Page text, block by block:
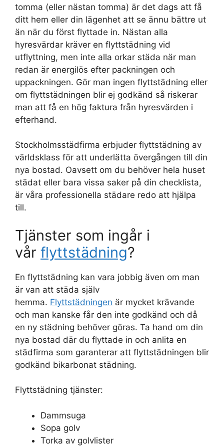
tomma (eller nästan tomma) är det dags att få
ditt hem eller din lägenhet att se ännu bättre ut
än när du först flyttade in. Nästan alla
hyresvärdar kräver en flyttstädning vid
utflyttning, men inte alla orkar städa när man
redan är energilös efter packningen och
uppackningen. Gör man ingen flyttstädning eller
om flyttstädningen blir ej godkänd så riskerar
man att få en hög faktura från hyresvärden i
efterhand.
Stockholmsstädfirma erbjuder flyttstädning av
världsklass för att underlätta övergången till din
nya bostad. Oavsett om du behöver hela huset
städat eller bara vissa saker på din checklista,
är våra professionella städare redo att hjälpa
till.
Tjänster som ingår i
vår flyttstädning?
En flyttstädning kan vara jobbig även om man
är van att städa själv
hemma. Flyttstädningen är mycket krävande
och man kanske får den inte godkänd och då
en ny städning behöver göras. Ta hand om din
nya bostad där du flyttade in och anlita en
städfirma som garanterar att flyttstädningen blir
godkänd bikarbonat städning.
Flyttstädning tjänster:
Dammsuga
Sopa golv
Torka av golvlister